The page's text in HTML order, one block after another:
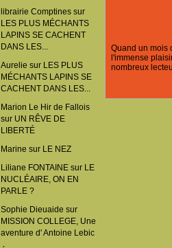
librairie Comptinessur
LES PLUS MÉCHANTS
LAPINS SE CACHENT
DANS LES...
Aurelie sur LES PLUS
MÉCHANTS LAPINS SE
CACHENT DANS LES...
Marion Le Hir de Fallois
sur UN RÊVE DE
LIBERTÉ
Marine sur LE NEZ
Liliane FONTAINEsur LE
NUCLÉAIRE, ON EN
PARLE ?
Sophie Dieuaide sur
MISSION COLLEGE, Une
aventure d' Antoine Lebic
Quand un mois
l'immense
nombreux